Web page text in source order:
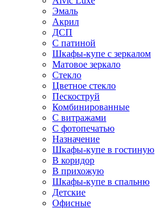
Эмаль
Акрил
ДСП
С патиной
Шкафы-купе с зеркалом
Матовое зеркало
Стекло
Цветное стекло
Пескоструй
Комбинированные
С витражами
С фотопечатью
Назначение
Шкафы-купе в гостиную
В коридор
В прихожую
Шкафы-купе в спальню
Детские
Офисные